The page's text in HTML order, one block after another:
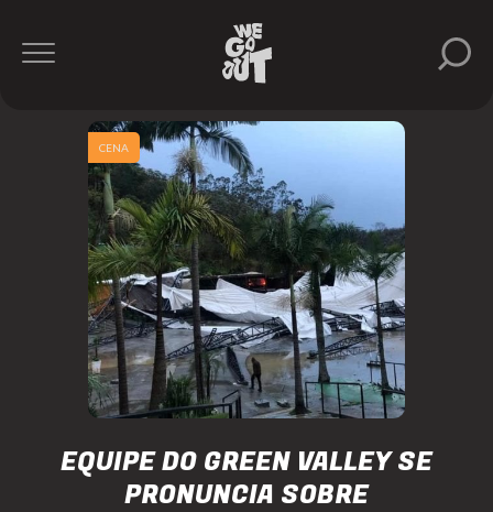
EQUIPE DO GREEN VALLEY SE
PRONUNCIA SOBRE
CENA